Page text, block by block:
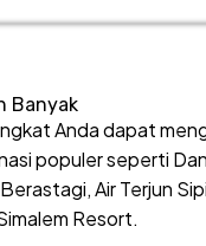
Banyak
Anda dapat
populer seperti
Air Terjun
Resort.